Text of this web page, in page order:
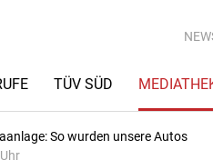
TÜV SÜD
So wurden unsere Autos